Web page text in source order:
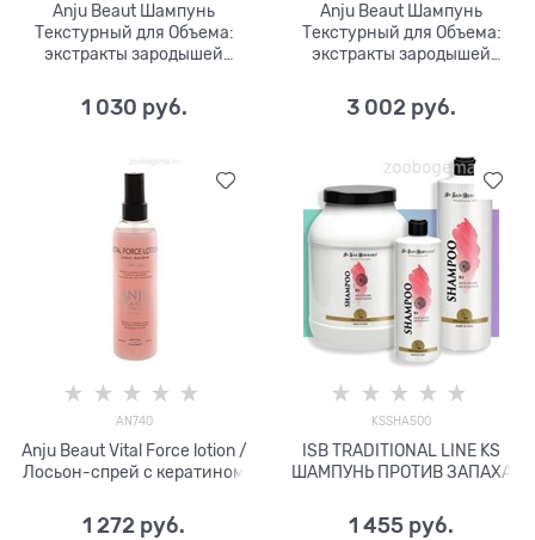
Anju Beaut Шампунь
Текстурный для Объема:
экстракты зародышей
1 030 руб.
Anju Beaut Шампунь
Текстурный для Объема:
экстракты зародышей
3 002 руб.
AN740
Anju Beaut Vital Force lotion /
Лосьон-спрей с кератином
1 272 руб.
KSSHA500
ISB TRADITIONAL LINE KS
ШАМПУНЬ ПРОТИВ ЗАПАХА
1 455 руб.